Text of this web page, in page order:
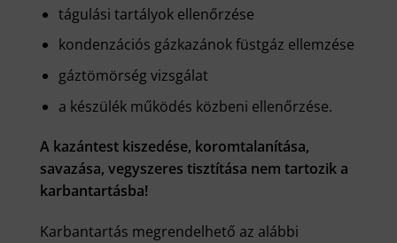
tágulási tartályok ellenőrzése
kondenzációs gázkazánok füstgáz ellemzése
gáztömörség vizsgálat
a készülék működés közbeni ellenőrzése.
A kazántest kiszedése, koromtalanítása,
savazása, vegyszeres tisztítása nem tartozik a
karbantartásba!
Karbantartás megrendelhető az alábbi